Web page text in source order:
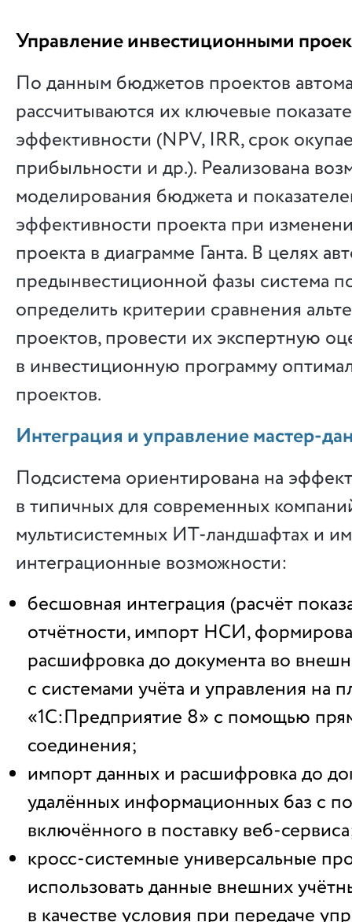
Управление инвестиционными
По данным бюджетов проектов
рассчитываются их ключевые
эффективности (NPV, IRR, срок
прибыльности и др.). Реализована
моделирования бюджета и
эффективности проекта при
проекта в диаграмме Ганта. В целях
предынвестиционной фазы система
определить критерии сравнения
проектов, провести их экспертную
в инвестиционную программу
проектов.
Интеграция и управление мастер-
Подсистема ориентирована на
в типичных для современных
мультисистемных ИТ-ландшафтах и
интеграционные возможности:
бесшовная интеграция (расчёт
отчётности, импорт НСИ,
расшифровка до документа во
с системами учёта и управления на
«1С:Предприятие 8» с помощью
соединения;
импорт данных и расшифровка до
удалённых информационных баз с
включённого в поставку веб-
кросс-системные универсальные
использовать данные внешних
в качестве условия при передаче